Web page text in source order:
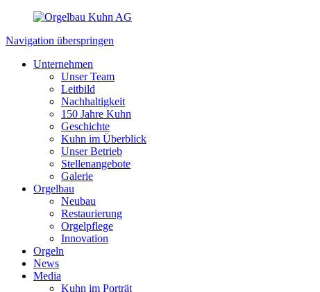
Navigation überspringen
Unternehmen
Unser Team
Leitbild
Nachhaltigkeit
150 Jahre Kuhn
Geschichte
Kuhn im Überblick
Unser Betrieb
Stellenangebote
Galerie
Orgelbau
Neubau
Restaurierung
Orgelpflege
Innovation
Orgeln
News
Media
Kuhn im Porträt